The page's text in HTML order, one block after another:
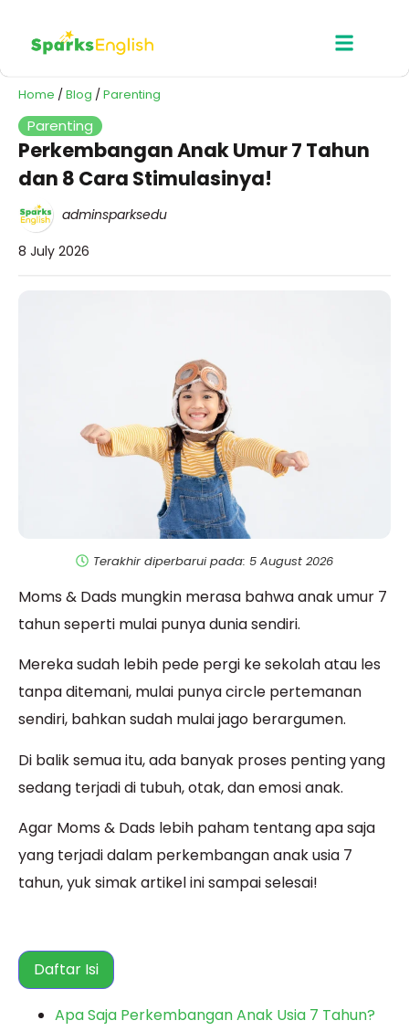
Home /Blog /Parenting
Parenting
Perkembangan Anak Umur 7 Tahun
dan 8 Cara Stimulasinya!
adminsparksedu
8 July 2026
Terakhir diperbarui pada: 5 August 2026
Moms & Dads mungkin merasa bahwa anak umur 7
tahun seperti mulai punya dunia sendiri.
Mereka sudah lebih pede pergi ke sekolah atau les
tanpa ditemani, mulai punya circle pertemanan
sendiri, bahkan sudah mulai jago berargumen.
Di balik semua itu, ada banyak proses penting yang
sedang terjadi di tubuh, otak, dan emosi anak.
Agar Moms & Dads lebih paham tentang apa saja
yang terjadi dalam perkembangan anak usia 7
tahun, yuk simak artikel ini sampai selesai!
Daftar Isi
Apa Saja Perkembangan Anak Usia 7 Tahun?